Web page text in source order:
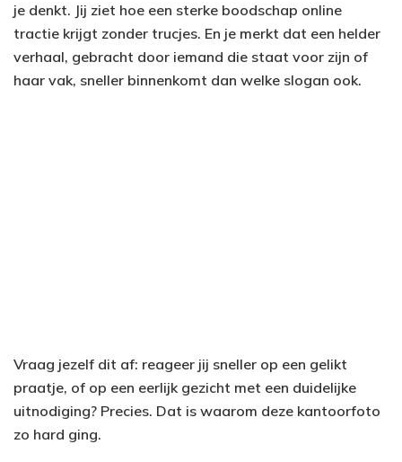
je denkt. Jij ziet hoe een sterke boodschap online
tractie krijgt zonder trucjes. En je merkt dat een helder
verhaal, gebracht door iemand die staat voor zijn of
haar vak, sneller binnenkomt dan welke slogan ook.
Vraag jezelf dit af: reageer jij sneller op een gelikt
praatje, of op een eerlijk gezicht met een duidelijke
uitnodiging? Precies. Dat is waarom deze kantoorfoto
zo hard ging.